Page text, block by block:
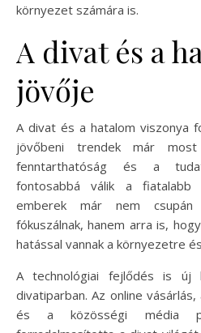
környezet számára is.
A divat és a
jövője
A divat és a hatalom viszonya
jövőbeni trendek már
fenntarthatóság és a
fontosabbá válik a fiatalabb
emberek már nem
fókuszálnak, hanem arra is,
hatással vannak a környezetre
A technológiai fejlődés is új
divatiparban. Az online
és a közösségi média